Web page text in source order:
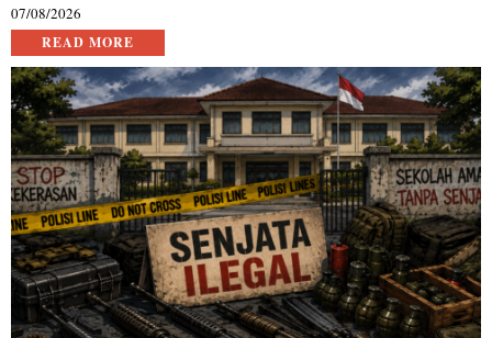
07/08/2026
READ MORE